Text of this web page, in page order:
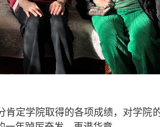
定学院取得的各项成绩，对学院